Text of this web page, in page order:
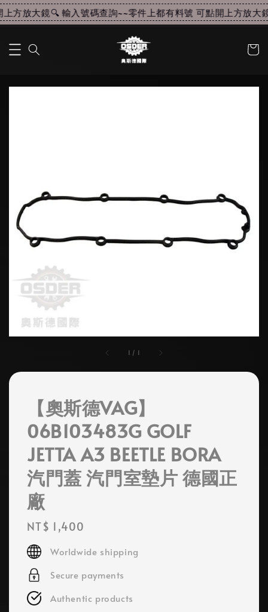
方放大鏡🔍 輸入號碼查詢~~零件上都有料號 可點開上方放大
1 / 1
【奧斯德VAG】
06B103483G GOLF
JETTA A3 BEETLE BORA
汽門蓋 汽門室墊片 德國正
廠
Regular
price
NT$ 1,400
Worldwide shipping
Secure payments
Authentic products